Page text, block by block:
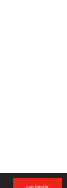
Jag förstår!